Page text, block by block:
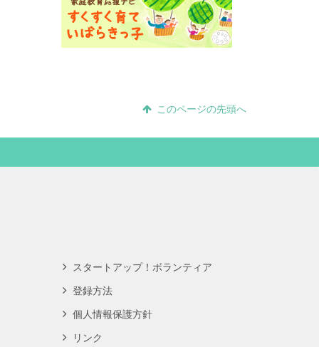
このページの先頭へ
スタートアップ！ボランティア
登録方法
個人情報保護方針
リンク